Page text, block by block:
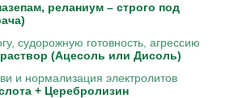
реланиум – строго под
судорожную готовность, агрессию
(Ацесоль или Дисоль)
и нормализация электролитов
+ Церебролизин